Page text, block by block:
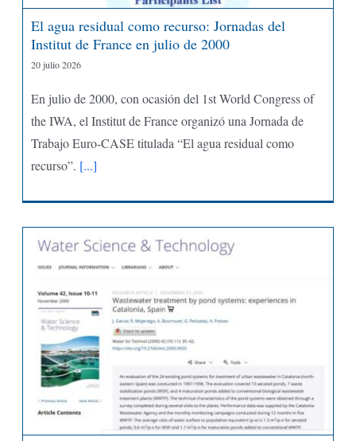
El agua residual como recurso: Jornadas del
Institut de France en julio de 2000
20 julio 2026
En julio de 2000, con ocasión del 1st World Congress of
the IWA, el Institut de France organizó una Jornada de
Trabajo Euro-CASE titulada “El agua residual como
recurso”. [...]